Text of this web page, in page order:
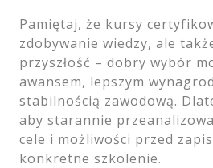
Pamiętaj, że kursy
zdobywanie wiedzy, ale
przyszłość – dobry wybór
awansem, lepszym
stabilnością zawodową.
aby starannie
cele i możliwości przed
konkretne szkolenie.